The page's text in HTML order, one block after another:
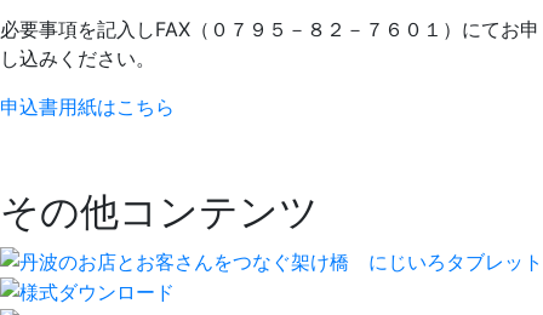
必要事項を記入しFAX（０７９５－８２－７６０１）にてお申
し込みください。
申込書用紙はこちら
その他コンテンツ